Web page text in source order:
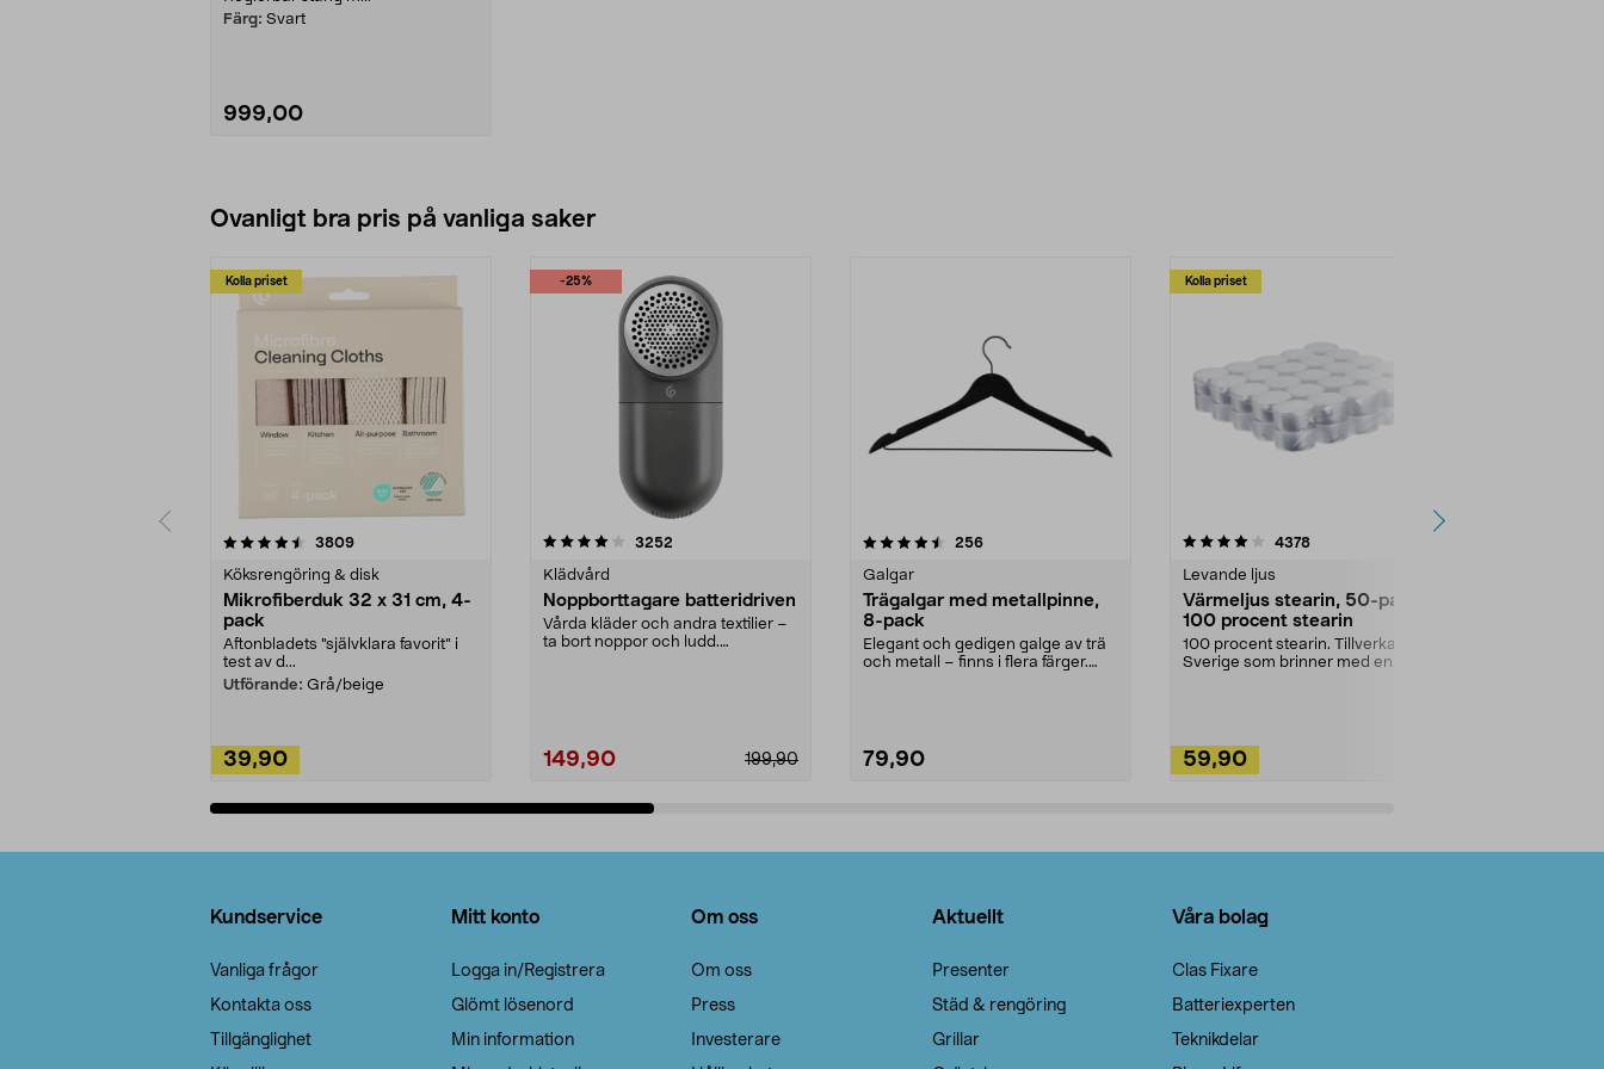
Färg: Svart
999,00
Ovanligt bra pris på vanliga saker
Kolla priset
3809recensioner
Köksrengöring & disk
Mikrofiberduk 32 x 31 cm, 4-
pack
Aftonbladets "självklara favorit” i
test av d...
Utförande: Grå/beige
39,90
-25%
4.0av 5 stjärnor 3252
Klädvård
Noppborttagare batteridriven
Vårda kläder och andra textilier –
ta bort noppor och ludd.
199,90
149,90
4.5av 5 stjärnor 256recensioner
Galgar
Trägalgar med metallpinne,
8-pack
Elegant och gedigen galge av trä
och metall – finns i flera färger.
79,90
Kolla priset
4.0av 5 stjärnor 4378recensioner
Levande ljus
Värmeljus stearin, 50-pack,
100 procent stearin
100 procent stearin. Tillverkade i
Sverige som brinner med en
59,90
4.5av 5 stjärnor
Kundservice
Vanliga frågor
Kontakta oss
Tillgänglighet
Mitt konto
Logga in/Registrera
Glömt lösenord
Min information
Om oss
Om oss
Press
Investerare
Aktuellt
Presenter
Städ & rengöring
Grillar
Våra bolag
Clas Fixare
Batteriexperten
Teknikdelar